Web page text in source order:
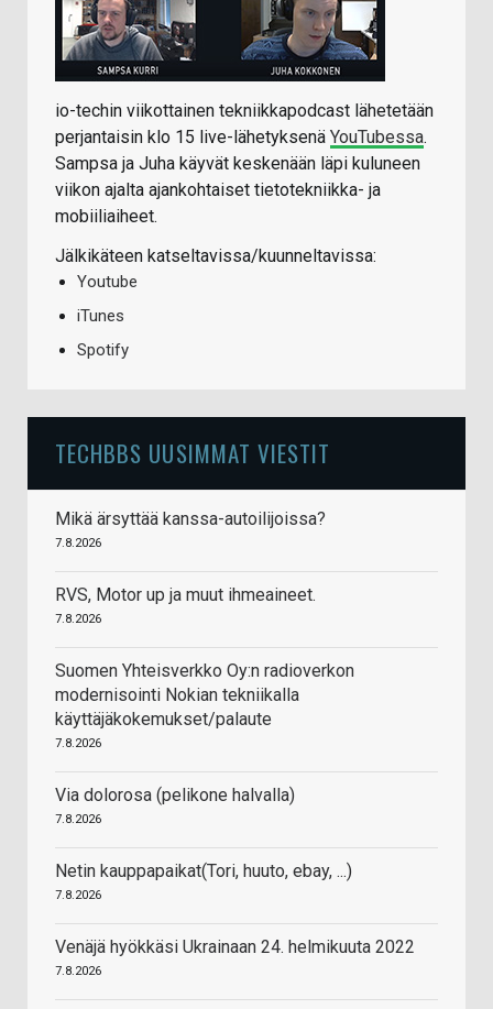
io-techin viikottainen tekniikkapodcast lähetetään
perjantaisin klo 15 live-lähetyksenä YouTubessa.
Sampsa ja Juha käyvät keskenään läpi kuluneen
viikon ajalta ajankohtaiset tietotekniikka- ja
mobiiliaiheet.
Jälkikäteen katseltavissa/kuunneltavissa:
Youtube
iTunes
Spotify
TECHBBS UUSIMMAT VIESTIT
Mikä ärsyttää kanssa-autoilijoissa?
7.8.2026
RVS, Motor up ja muut ihmeaineet.
7.8.2026
Suomen Yhteisverkko Oy:n radioverkon
modernisointi Nokian tekniikalla
käyttäjäkokemukset/palaute
7.8.2026
Via dolorosa (pelikone halvalla)
7.8.2026
Netin kauppapaikat(Tori, huuto, ebay, ...)
7.8.2026
Venäjä hyökkäsi Ukrainaan 24. helmikuuta 2022
7.8.2026